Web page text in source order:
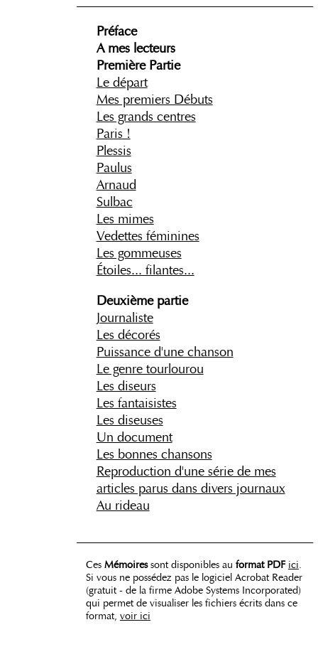
Préface
A mes lecteurs
Première Partie
Le départ
Mes premiers Débuts
Les grands centres
Paris !
Plessis
Paulus
Arnaud
Sulbac
Les mimes
Vedettes féminines
Les gommeuses
Étoiles... filantes...
Deuxième partie
Journaliste
Les décorés
Puissance d'une chanson
Le genre tourlourou
Les diseurs
Les fantaisistes
Les diseuses
Un document
Les bonnes chansons
Reproduction d'une série de mes
articles parus dans divers journaux
Au rideau
Ces Mémoiressont disponibles au format PDF ici.
Si vous ne possédez pas le logiciel Acrobat Reader
(gratuit - de la firme Adobe Systems Incorporated)
qui permet de visualiser les fichiers écrits dans ce
format, voir ici